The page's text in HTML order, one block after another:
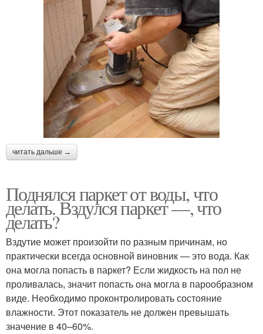
читать дальше →
Поднялся паркет от воды, что
делать. Вздулся паркет —, что
делать?
Вздутие может произойти по разным причинам, но
практически всегда основной виновник — это вода. Как
она могла попасть в паркет? Если жидкость на пол не
проливалась, значит попасть она могла в парообразном
виде. Необходимо проконтролировать состояние
влажности. Этот показатель не должен превышать
значение в 40–60%.